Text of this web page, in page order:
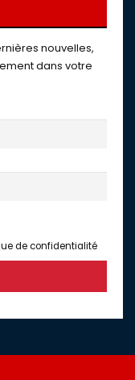
nouvelles,
dans votre
de confidentialité